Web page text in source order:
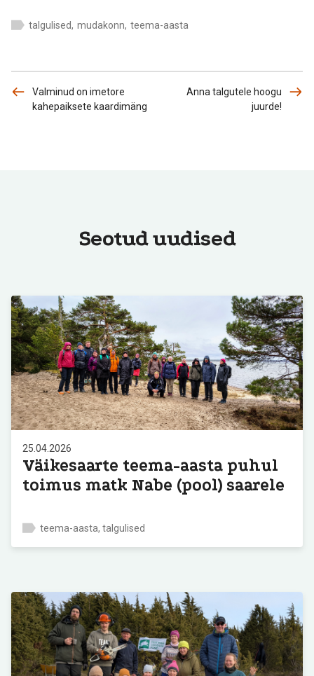
talgulised, mudakonn, teema-aasta
Valminud on imetore
kahepaiksete kaardimäng
Anna talgutele hoogu
juurde!
Seotud uudised
25.04.2026
Väikesaarte teema-aasta puhul
toimus matk Nabe (pool) saarele
teema-aasta, talgulised